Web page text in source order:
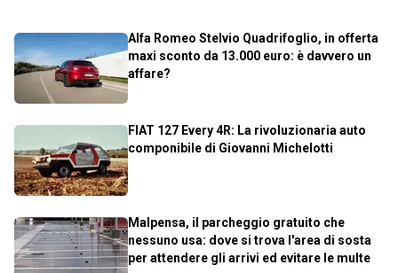
Alfa Romeo Stelvio Quadrifoglio, in offerta
maxi sconto da 13.000 euro: è davvero un
affare?
FIAT 127 Every 4R: La rivoluzionaria auto
componibile di Giovanni Michelotti
Malpensa, il parcheggio gratuito che
nessuno usa: dove si trova l'area di sosta
per attendere gli arrivi ed evitare le multe